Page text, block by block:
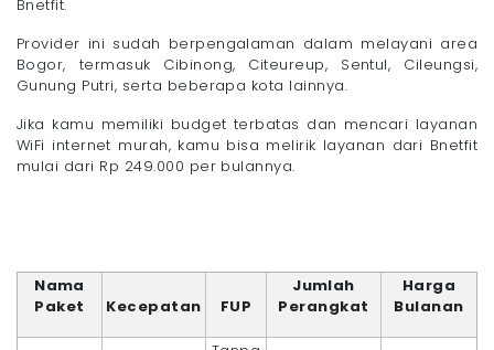
Bnetfit.
Provider ini sudah berpengalaman dalam melayani area
Bogor, termasuk Cibinong, Citeureup, Sentul, Cileungsi,
Gunung Putri, serta beberapa kota lainnya.
Jika kamu memiliki budget terbatas dan mencari layanan
WiFi internet murah, kamu bisa melirik layanan dari Bnetfit
mulai dari Rp 249.000 per bulannya.
Nama
Paket
Kecepatan FUP
Jumlah
Perangkat
Harga
Bulanan